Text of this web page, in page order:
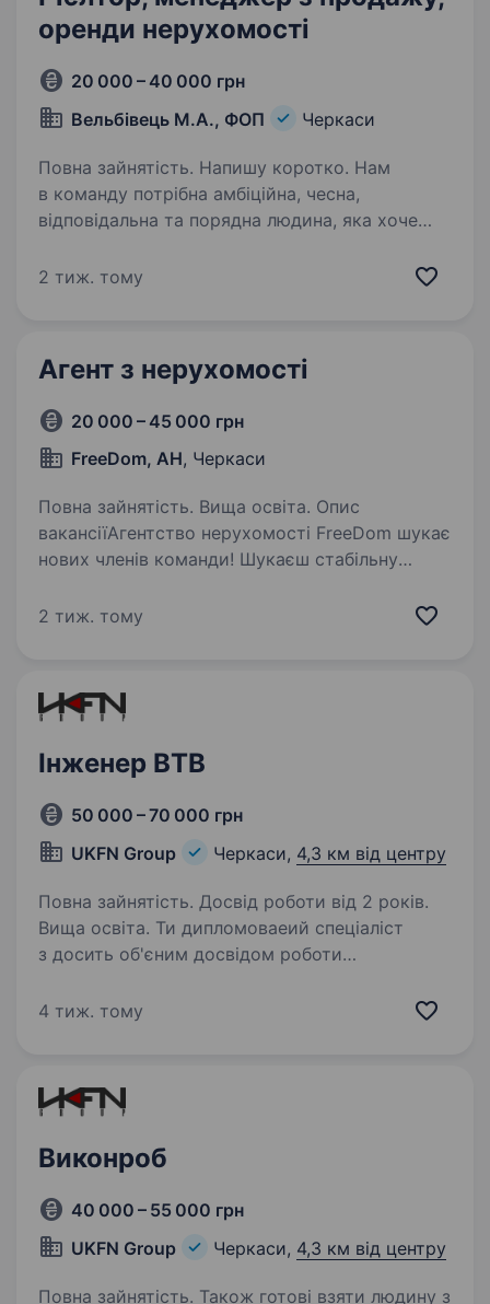
оренди нерухомості
20 000 – 40 000 грн
Вельбівець М.А., ФОП
Черкаси
Повна зайнятість. Напишу коротко. Нам
в команду потрібна амбіційна, чесна,
відповідальна та порядна людина, яка хоче
тому не хвилюйтесь. Але від Вас потрібне
2 тиж. тому
Агент з нерухомості
20 000 – 45 000 грн
FreeDom, АН, Черкаси
Повна зайнятість. Вища освіта. Опис
вакансіїАгентство нерухомості FreeDom шукає
нових членів команди! Шукаєш стабільну
та розвитку? Приєднуйся до FreeDom —
2 тиж. тому
Інженер ВТВ
50 000 – 70 000 грн
UKFN Group
Черкаси, 4,3 км від центру
Повна зайнятість. Досвід роботи від 2 років.
Вища освіта. Ти дипломоваеий спеціаліст
з досить об'єним досвідом роботи
не прив’язаним до графіку роботи — тоді тобі
4 тиж. тому
Виконроб
40 000 – 55 000 грн
UKFN Group
Черкаси, 4,3 км від центру
Повна зайнятість. Також готові взяти людину з